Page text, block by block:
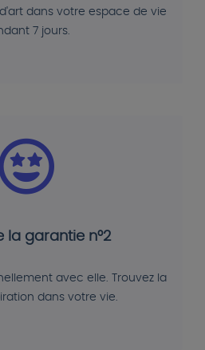
dans votre espace de vie
7 jours.
la garantie n°2
avec elle. Trouvez la
dans votre vie.